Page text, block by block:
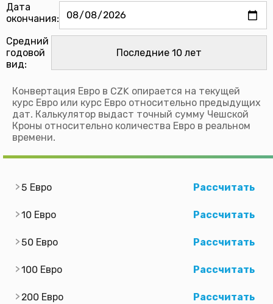
Дата
окончания:
Средний
годовой
вид:
Конвертация Евро в CZK опирается на текущей
курс Евро или курс Евро относительно предыдущих
дат. Калькулятор выдаст точный сумму Чешской
Кроны относительно количества Евро в реальном
времени.
5 Евро Рассчитать
10 Евро Рассчитать
50 Евро Рассчитать
100 Евро Рассчитать
200 Евро Рассчитать